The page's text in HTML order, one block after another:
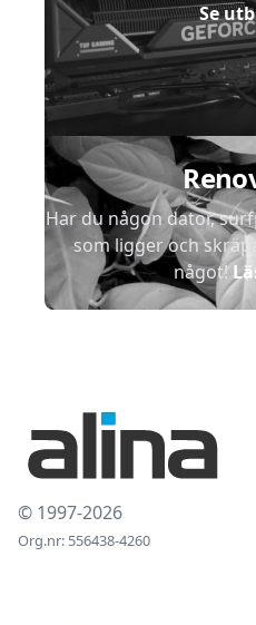
Se
Har du någon dator,
som ligger och
något!
© 1997-2026
Org.nr: 556438-4260